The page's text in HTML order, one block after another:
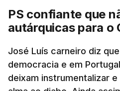
O Chega surge como
(12%) e a CDU como
política nesta sondagem é
- Coligação PPM/PTP”.
causa surpresa e merece
PS confiante que
autárquicas para o
José Luís carneiro diz
democracia e em
deixam instrumentalizar